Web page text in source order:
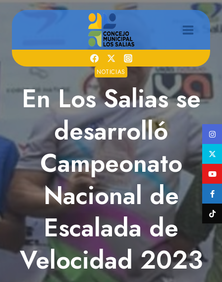
NOTICIAS
En Los Salias se
desarrolló
Campeonato
Nacional de
Escalada de
Velocidad 2023